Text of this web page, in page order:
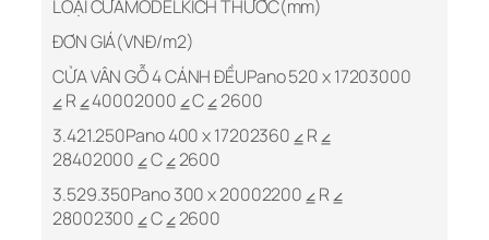
LOẠI CỬAMODELKÍCH THƯỚC(mm)
ĐƠN GIÁ(VNĐ/m2)
CỬA VÂN GỖ 4 CÁNH ĐỀUPano 520 x 17203000
⦤ R ⦤ 40002000 ⦤ C ⦤ 2600
3.421.250Pano 400 x 17202360 ⦤ R ⦤
28402000 ⦤ C ⦤ 2600
3.529.350Pano 300 x 20002200 ⦤ R ⦤
28002300 ⦤ C ⦤ 2600